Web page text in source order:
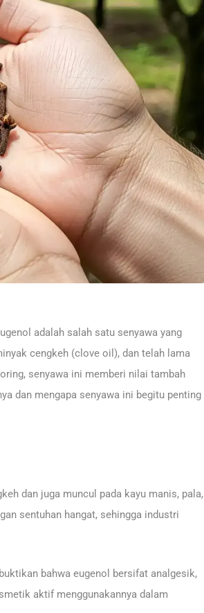
adalah salah satu senyawa yang
cengkeh (clove oil), dan telah lama
senyawa ini memberi nilai tambah
dan mengapa senyawa ini begitu penting
dan juga muncul pada kayu manis, pala,
sentuhan hangat, sehingga industri
bahwa eugenol bersifat analgesik,
aktif menggunakannya dalam